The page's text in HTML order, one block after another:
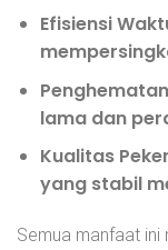
Efisiensi
lama dan
Kualitas
yang stabil
Semua manfaat ini